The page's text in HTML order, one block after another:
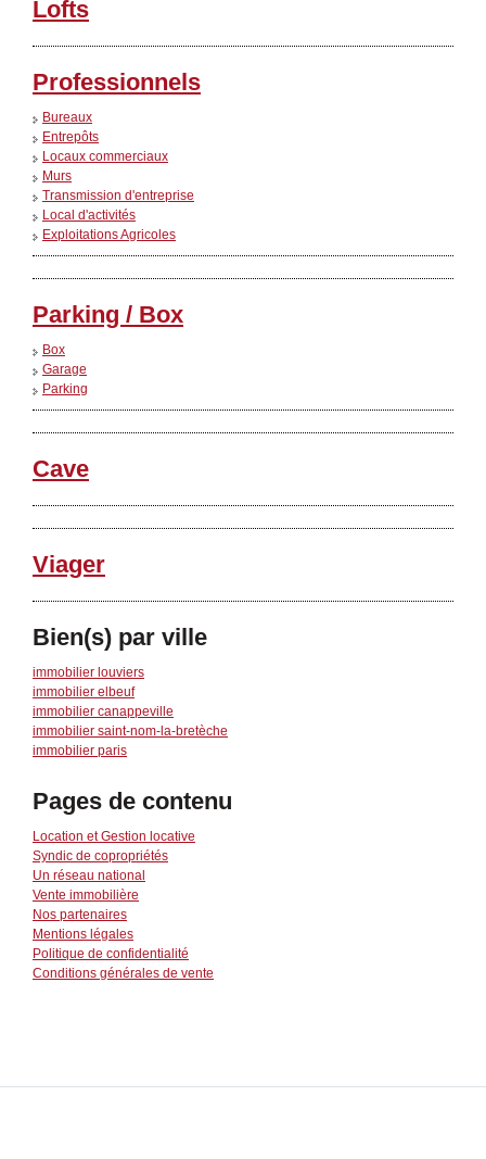
Lofts
Professionnels
Bureaux
Entrepôts
Locaux commerciaux
Murs
Transmission d'entreprise
Local d'activités
Exploitations Agricoles
Parking / Box
Box
Garage
Parking
Cave
Viager
Bien(s) par ville
immobilier louviers
immobilier elbeuf
immobilier canappeville
immobilier saint-nom-la-bretèche
immobilier paris
Pages de contenu
Location et Gestion locative
Syndic de copropriétés
Un réseau national
Vente immobilière
Nos partenaires
Mentions légales
Politique de confidentialité
Conditions générales de vente